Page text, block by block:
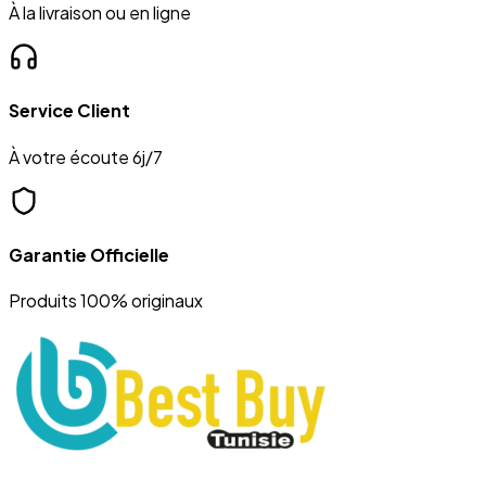
À la livraison ou en ligne
Service Client
À votre écoute 6j/7
Garantie Officielle
Produits 100% originaux